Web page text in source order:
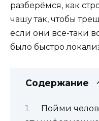
разберёмся, как
чашу так, чтобы
если они всё-таки
было быстро
Содержание
Пойми